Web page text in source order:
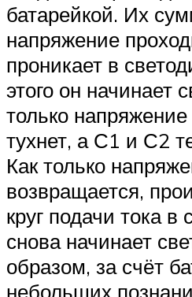
батарейкой. Их
напряжение
проникает в
этого он начинает
только напряжение
тухнет, а С1 и С2
Как только
возвращается,
круг подачи тока в
снова начинает
образом, за счёт
небольших